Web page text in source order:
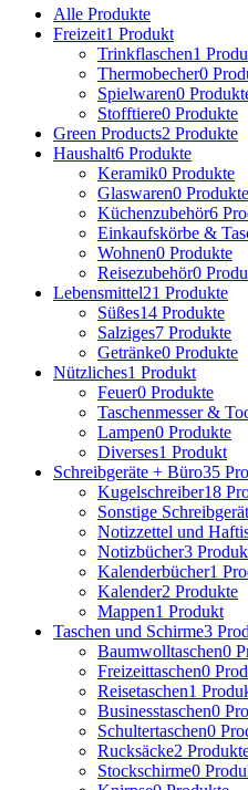
Alle Produkte
Freizeit1 Produkt
Trinkflaschen1
Thermobecher0
Spielwaren0
Stofftiere0 Produkte
Green Products2 Produkte
Haushalt6 Produkte
Keramik0 Produkte
Glaswaren0 Produkte
Küchenzubehör6
Einkaufskörbe &
Wohnen0 Produkte
Reisezubehör0
Lebensmittel21 Produkte
Süßes14 Produkte
Salziges7 Produkte
Getränke0 Produkte
Nützliches1 Produkt
Feuer0 Produkte
Taschenmesser &
Lampen0 Produkte
Diverses1 Produkt
Schreibgeräte + Büro35
Kugelschreiber18
Sonstige
Notizzettel und
Notizbücher3
Kalenderbücher1
Kalender2 Produkte
Mappen1 Produkt
Taschen und Schirme3
Baumwolltaschen0
Freizeittaschen0
Reisetaschen1
Businesstaschen0
Schultertaschen0
Rucksäcke2
Stockschirme0